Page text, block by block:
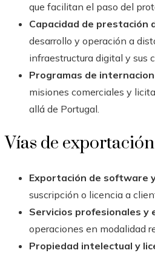
que facilitan el paso del
Capacidad de prestación
desarrollo y operación a
infraestructura digital y sus
Programas de
misiones comerciales y
allá de Portugal.
Vías de
Exportación de software
suscripción o licencia a
Servicios profesionales y
operaciones en modalidad
Propiedad intelectual y